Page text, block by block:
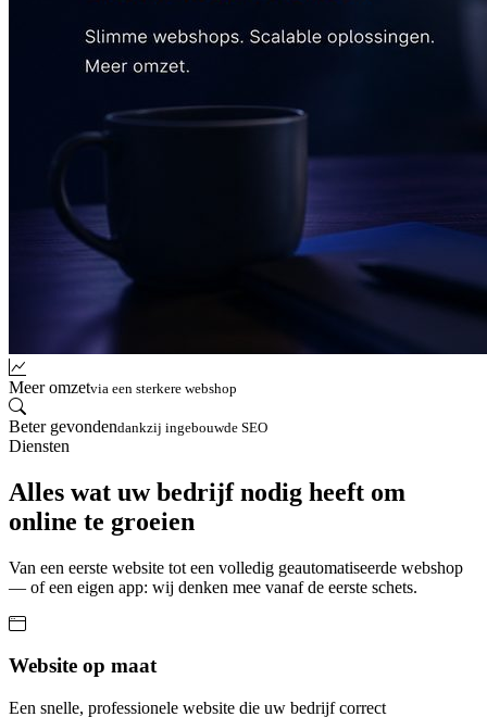
Meer omzetvia een sterkere webshop
Beter gevondendankzij ingebouwde SEO
Diensten
Alles wat uw bedrijf nodig heeft om
online te groeien
Van een eerste website tot een volledig geautomatiseerde webshop
— of een eigen app: wij denken mee vanaf de eerste schets.
Website op maat
Een snelle, professionele website die uw bedrijf correct